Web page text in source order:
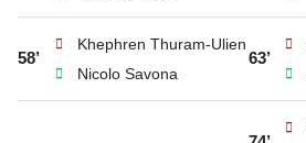
58’
Khephren Thuram-Ulien
Nicolo Savona
63’